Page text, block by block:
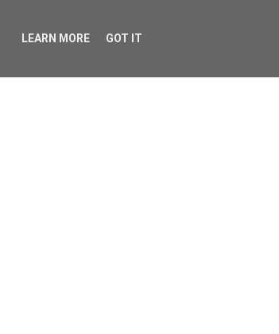
LEARN MORE GOT IT